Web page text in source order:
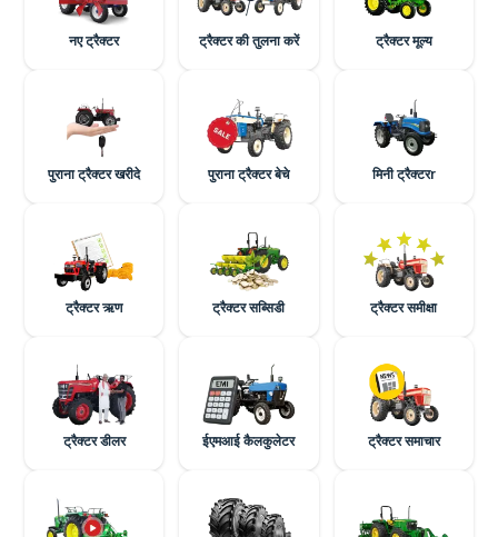
नए ट्रैक्टर ट्रैक्टर की तुलना करें ट्रैक्टर मूल्य
पुराना ट्रैक्टर खरीदे पुराना ट्रैक्टर बेचे मिनी ट्रैक्टरr
ट्रैक्टर ऋण ट्रैक्टर सब्सिडी ट्रैक्टर समीक्षा
ट्रैक्टर डीलर ईएमआई कैलकुलेटर ट्रैक्टर समाचार